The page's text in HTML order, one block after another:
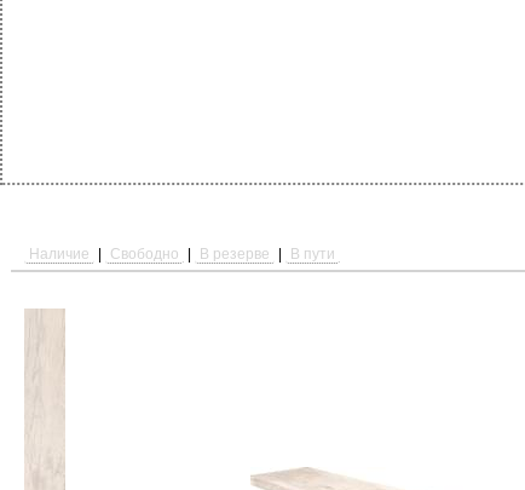
Наличие Свободно В резерве В пути